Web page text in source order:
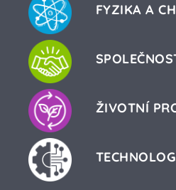
FYZIKA A
ŽIVOTNÍ